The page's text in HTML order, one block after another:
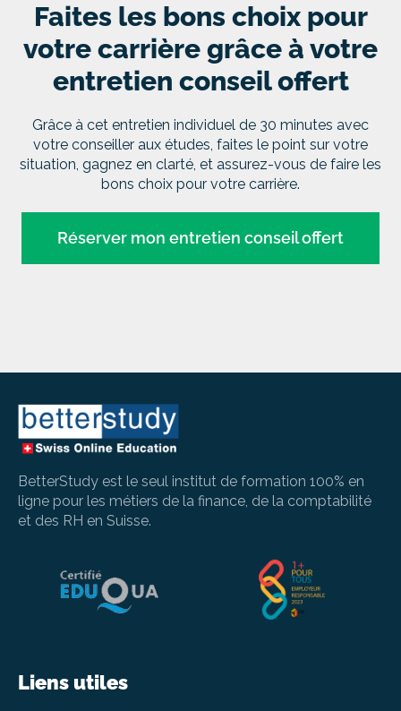
Faites les bons choix pour
votre carrière grâce à votre
entretien conseil offert
Grâce à cet entretien individuel de 30 minutes avec
votre conseiller aux études, faites le point sur votre
situation, gagnez en clarté, et assurez-vous de faire les
bons choix pour votre carrière.
Réserver mon entretien conseil offert
BetterStudy est le seul institut de formation 100% en
ligne pour les métiers de la finance, de la comptabilité
et des RH en Suisse.
Liens utiles